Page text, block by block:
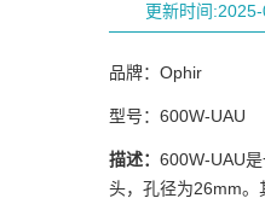
更新时间
品牌：Ophir
型号：600W-UAU
描述：600W-UAU
头，孔径为26mm。